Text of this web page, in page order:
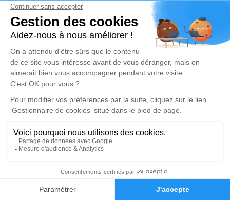
Faire-part Hommages
condoléances, partager des photos souvenirs, une
anecdote ou exprimer vos pensées à travers des poèmes
ou des textes. Cet endroit est un lieu d'expression dédié à
honorer la mémoire de Marie-Thérèse RATOUIT.
Un service de plantation d’arbre hommage est disponible
ici.
Je rends hommage
Cérémonie civile
mercredi 17 septembre 2025 à 10h00
Cimetière Croix de Bault de Cholet
2 rue du Bocage